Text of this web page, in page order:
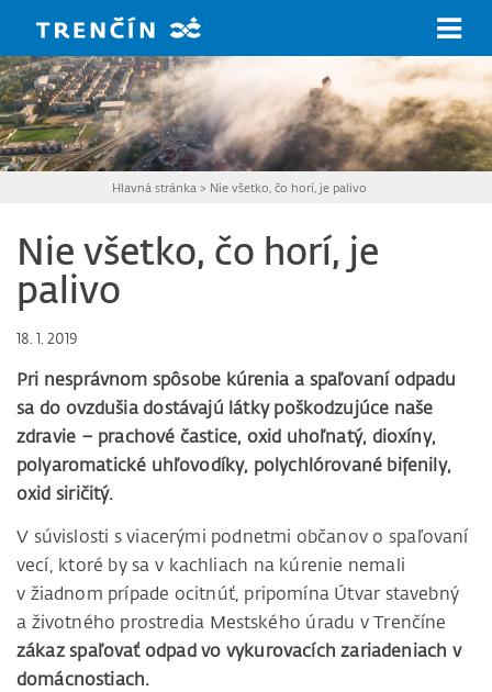
Hlavná stránka > Nie všetko, čo horí, je palivo
Nie všetko, čo horí, je
palivo
18. 1. 2019
Pri nesprávnom spôsobe kúrenia a spaľovaní odpadu
sa do ovzdušia dostávajú látky poškodzujúce naše
zdravie – prachové častice, oxid uhoľnatý, dioxíny,
polyaromatické uhľovodíky, polychlórované bifenily,
oxid siričitý.
V súvislosti s viacerými podnetmi občanov o spaľovaní
vecí, ktoré by sa v kachliach na kúrenie nemali
v žiadnom prípade ocitnúť, pripomína Útvar stavebný
a životného prostredia Mestského úradu v Trenčíne
zákaz spaľovať odpad vo vykurovacích zariadeniach v
domácnostiach.